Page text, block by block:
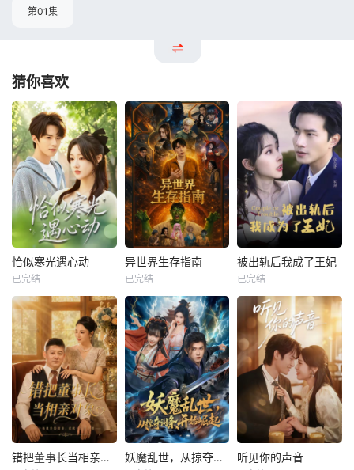
第01集
猜你喜欢
恰似寒光遇心动
已完结
异世界生存指南
已完结
被出轨后我成了王妃
已完结
错把董事长当相亲对象 妖魔乱世，从掠夺词条开始崛起 听见你的声音